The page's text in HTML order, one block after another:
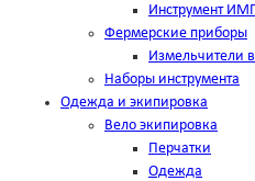
Инструмент
Фермерские приборы
Измельчители
Наборы инструмента
Одежда и экипировка
Вело экипировка
Перчатки
Одежда